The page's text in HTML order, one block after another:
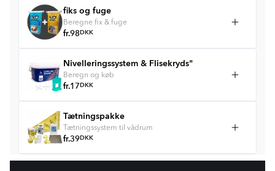
fiks og fuge
Beregne fix & fuge
fr.98DKK
Nivelleringssystem & Flisekryds"
Beregn og køb
fr.17DKK
Tætningspakke
Tætningssystem til vådrum
fr.39DKK